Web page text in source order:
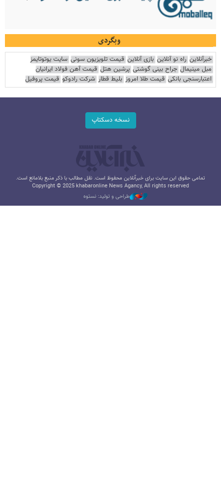
وبگردی
خبرآنلاین راه نو آنلاین بازی آنلاین قیمت تلویزیون سونی سایت یوتوتایمز
مبل مینیمال جراح بینی گوشتی پرشین هتل قیمت آهن فولاد ایرانیان
اعتبارسنجی بانکی قیمت طلا امروز بلیط قطار شرکت رادوکو قیمت پروفیل
نسخه دسکتاپ
تمامی حقوق این سایت برای خبرآنلاین محفوظ است. نقل مطالب با ذکر منبع بلامانع است.
Copyright © 2025 khabaronline News Agancy, All rights reserved
طراحی و تولید: نستوه